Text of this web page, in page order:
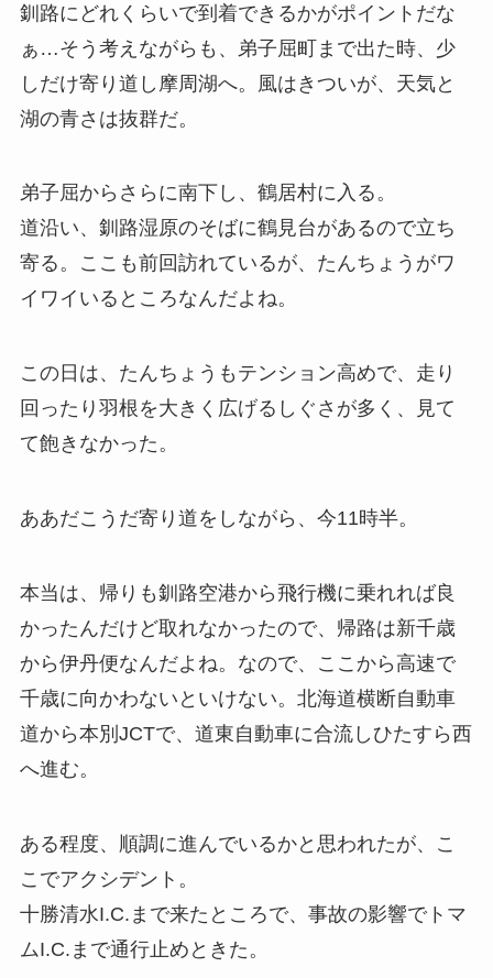
釧路にどれくらいで到着できるかがポイントだな
ぁ…そう考えながらも、弟子屈町まで出た時、少
しだけ寄り道し摩周湖へ。風はきついが、天気と
湖の青さは抜群だ。
弟子屈からさらに南下し、鶴居村に入る。
道沿い、釧路湿原のそばに鶴見台があるので立ち
寄る。ここも前回訪れているが、たんちょうがワ
イワイいるところなんだよね。
この日は、たんちょうもテンション高めで、走り
回ったり羽根を大きく広げるしぐさが多く、見て
て飽きなかった。
ああだこうだ寄り道をしながら、今11時半。
本当は、帰りも釧路空港から飛行機に乗れれば良
かったんだけど取れなかったので、帰路は新千歳
から伊丹便なんだよね。なので、ここから高速で
千歳に向かわないといけない。北海道横断自動車
道から本別JCTで、道東自動車に合流しひたすら西
へ進む。
ある程度、順調に進んでいるかと思われたが、こ
こでアクシデント。
十勝清水I.C.まで来たところで、事故の影響でトマ
ムI.C.まで通行止めときた。